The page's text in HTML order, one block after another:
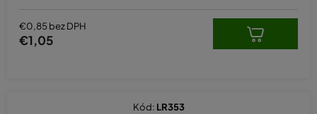
€0,85 bez DPH
€1,05
Kód: LR353